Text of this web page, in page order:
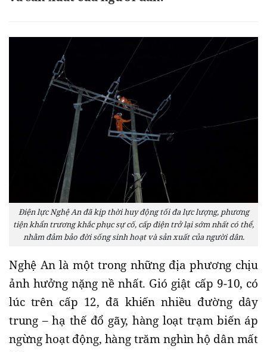
Điện lực Nghệ An đã kịp thời huy động tối đa lực lượng, phương
tiện khẩn trương khắc phục sự cố, cấp điện trở lại sớm nhất có thể,
nhằm đảm bảo đời sống sinh hoạt và sản xuất của người dân.
Nghệ An là một trong những địa phương chịu
ảnh hưởng nặng nề nhất. Gió giật cấp 9-10, có
lúc trên cấp 12, đã khiến nhiều đường dây
trung – hạ thế đổ gãy, hàng loạt trạm biến áp
ngừng hoạt động, hàng trăm nghìn hộ dân mất